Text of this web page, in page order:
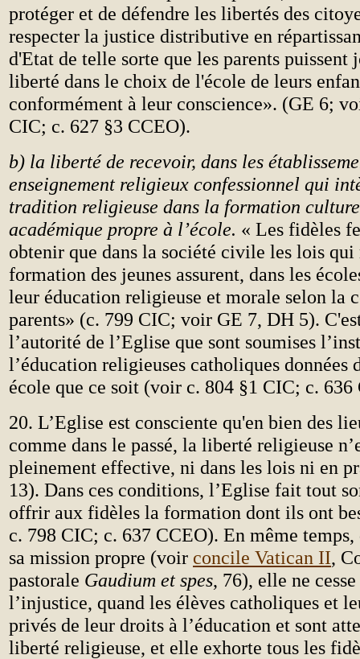
protéger et de défendre les libertés des
respecter la justice distributive en
d'Etat de telle sorte que les parents puissent
liberté dans le choix de l'école de leurs
conformément à leur conscience». (GE 6;
CIC; c. 627 §3 CCEO).
b) la liberté de recevoir, dans les
enseignement religieux confessionnel qui
tradition religieuse dans la formation
académique propre à l’école. « Les fidèles
obtenir que dans la société civile les lois qui
formation des jeunes assurent, dans les
leur éducation religieuse et morale selon la
parents» (c. 799 CIC; voir GE 7, DH 5).
l’autorité de l’Eglise que sont soumises
l’éducation religieuses catholiques données
école que ce soit (voir c. 804 §1 CIC; c. 636
20. L’Eglise est consciente qu'en bien des
comme dans le passé, la liberté religieuse
pleinement effective, ni dans les lois ni en
13). Dans ces conditions, l’Eglise fait tout
offrir aux fidèles la formation dont ils ont
c. 798 CIC; c. 637 CCEO). En même
sa mission propre (voir concile Vatican II,
pastorale Gaudium et spes, 76), elle ne
l’injustice, quand les élèves catholiques et
privés de leur droits à l’éducation et sont
liberté religieuse, et elle exhorte tous les